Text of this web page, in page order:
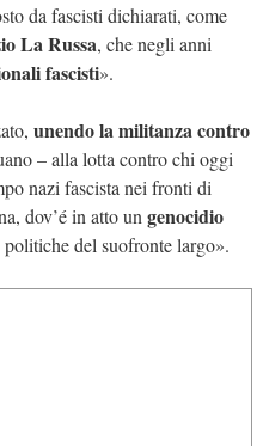
da fascisti dichiarati, come
La Russa, che negli anni
fascisti».
unendo la militanza contro
– alla lotta contro chi oggi
nazi fascista nei fronti di
dov’é in atto un genocidio
del suofronte largo».